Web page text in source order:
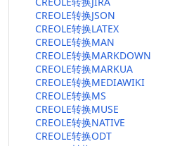
CREOLE转换JSON
CREOLE转换LATEX
CREOLE转换MAN
CREOLE转换MARKDOWN
CREOLE转换MARKUA
CREOLE转换MEDIAWIKI
CREOLE转换MS
CREOLE转换MUSE
CREOLE转换NATIVE
CREOLE转换ODT